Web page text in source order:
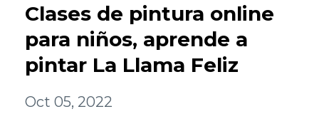
Clases de pintura online
para niños, aprende a
pintar La Llama Feliz
Oct 05, 2022